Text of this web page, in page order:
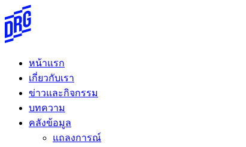
Skip
to
content
หน้าแรก
เกี่ยวกับเรา
ข่าวและกิจกรรม
บทความ
คลังข้อมูล
แถลงการณ์